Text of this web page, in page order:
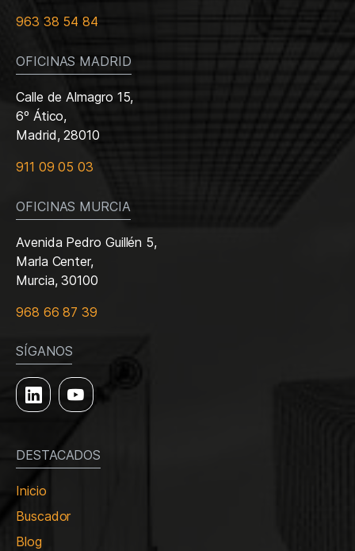
963 38 54 84
OFICINAS MADRID
Calle de Almagro 15,
6º Ático,
Madrid, 28010
911 09 05 03
OFICINAS MURCIA
Avenida Pedro Guillén 5,
Marla Center,
Murcia, 30100
968 66 87 39
SÍGANOS
DESTACADOS
Inicio
Buscador
Blog